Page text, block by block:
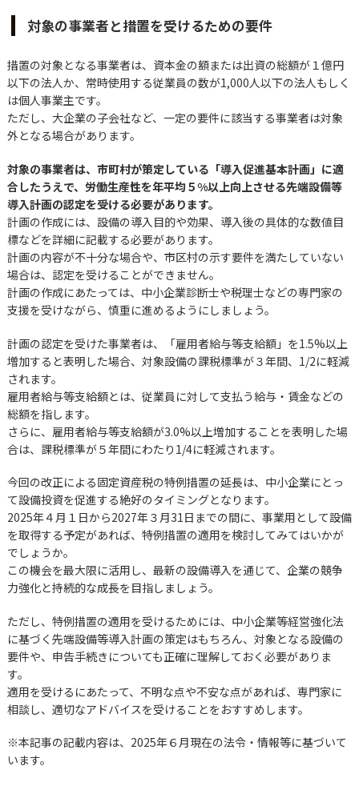
対象の事業者と措置を受けるための要件
措置の対象となる事業者は、資本金の額または出資の総額が１億円
以下の法人か、常時使用する従業員の数が1,000人以下の法人もしく
は個人事業主です。
ただし、大企業の子会社など、一定の要件に該当する事業者は対象
外となる場合があります。
対象の事業者は、市町村が策定している「導入促進基本計画」に適
合したうえで、労働生産性を年平均５%以上向上させる先端設備等
導入計画の認定を受ける必要があります。
計画の作成には、設備の導入目的や効果、導入後の具体的な数値目
標などを詳細に記載する必要があります。
計画の内容が不十分な場合や、市区村の示す要件を満たしていない
場合は、認定を受けることができません。
計画の作成にあたっては、中小企業診断士や税理士などの専門家の
支援を受けながら、慎重に進めるようにしましょう。
計画の認定を受けた事業者は、「雇用者給与等支給額」を1.5%以上
増加すると表明した場合、対象設備の課税標準が３年間、1/2に軽減
されます。
雇用者給与等支給額とは、従業員に対して支払う給与・賃金などの
総額を指します。
さらに、雇用者給与等支給額が3.0%以上増加することを表明した場
合は、課税標準が５年間にわたり1/4に軽減されます。
今回の改正による固定資産税の特例措置の延長は、中小企業にとっ
て設備投資を促進する絶好のタイミングとなります。
2025年４月１日から2027年３月31日までの間に、事業用として設備
を取得する予定があれば、特例措置の適用を検討してみてはいかが
でしょうか。
この機会を最大限に活用し、最新の設備導入を通じて、企業の競争
力強化と持続的な成長を目指しましょう。
ただし、特例措置の適用を受けるためには、中小企業等経営強化法
に基づく先端設備等導入計画の策定はもちろん、対象となる設備の
要件や、申告手続きについても正確に理解しておく必要がありま
す。
適用を受けるにあたって、不明な点や不安な点があれば、専門家に
相談し、適切なアドバイスを受けることをおすすめします。
※本記事の記載内容は、2025年６月現在の法令・情報等に基づいて
います。